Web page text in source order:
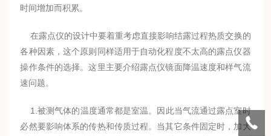
时间增加而积累。
在露点仪的设计中要着重考虑直接影响结露过程热质交换的
各种因素，这个原则同样适用于自动化程度不太高的露点仪器
操作条件的选择。这里主要介绍露点仪镜面降温速度和样气流
速问题。
1.被测气体的温度通常都是室温。因此当气流通过露点室时
必然要影响体系的传热和传质过程。当其它条件固定时，加大